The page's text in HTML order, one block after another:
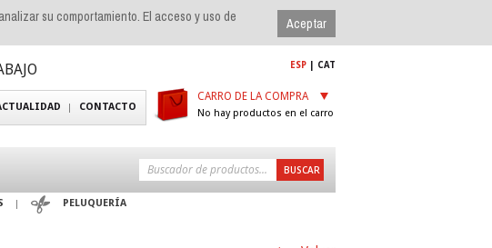
su comportamiento. El acceso y uso de
ESP CAT
CARRO DE LA COMPRA
No hay productos en el carro
CONTACTO
PELUQUERÍA